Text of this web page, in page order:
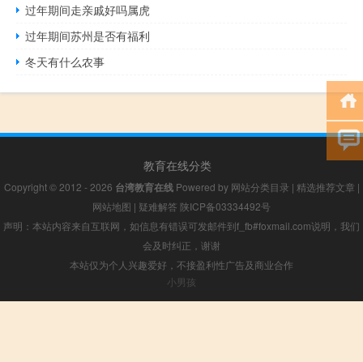
过年期间走亲戚好吗属虎
过年期间苏州是否有福利
冬天有什么农事
教育在线分类
Copyright © 2012 - 2026 台湾教育在线Powered by 网站分类目录 | 精选推荐文章 |
网站地图 | 疑难解答 陕ICP备03334492号
声明：本站内容来自互联网，如信息有错误可发邮件到f_fb#foxmail.com说明，我们
会及时纠正，谢谢
本站仅为个人兴趣爱好，不接盈利性广告及商业合作
小男孩